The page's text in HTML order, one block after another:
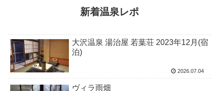
新着温泉レポ
大沢温泉 湯治屋 若葉荘 2023年12月(宿
泊)
2026.07.04
ヴィラ雨畑